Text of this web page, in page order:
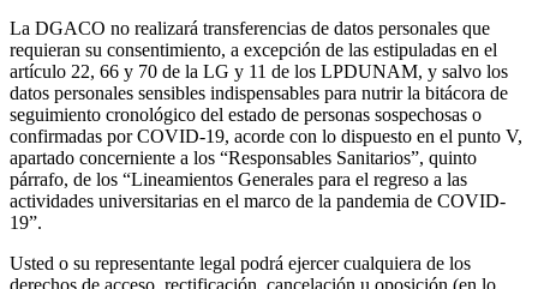
La DGACO no realizará transferencias de datos personales que
requieran su consentimiento, a excepción de las estipuladas en el
artículo 22, 66 y 70 de la LG y 11 de los LPDUNAM, y salvo los
datos personales sensibles indispensables para nutrir la bitácora de
seguimiento cronológico del estado de personas sospechosas o
confirmadas por COVID-19, acorde con lo dispuesto en el punto V,
apartado concerniente a los “Responsables Sanitarios”, quinto
párrafo, de los “Lineamientos Generales para el regreso a las
actividades universitarias en el marco de la pandemia de COVID-
19”.
Usted o su representante legal podrá ejercer cualquiera de los